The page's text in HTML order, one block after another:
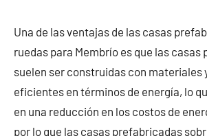
Una de las ventajas de las casas
ruedas para Membrío es que las
suelen ser construidas con materiales
eficientes en términos de energía, lo
en una reducción en los costos de
por lo que las casas prefabricadas